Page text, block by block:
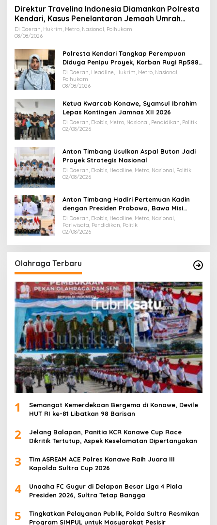
Direktur Travelina Indonesia Diamankan Polresta
Kendari, Kasus Penelantaran Jemaah Umrah
Masuk Babak Baru
Di Daerah, Hukrim, Metro, Nasional, Polhukam
08/08/2026
Polresta Kendari Tangkap Perempuan
Diduga Penipu Proyek, Korban Rugi Rp588,1
Juta
Di Daerah, Headline, Hukrim, Metro, Nasional,
Polhukam
08/08/2026
Ketua Kwarcab Konawe, Syamsul Ibrahim
Lepas Kontingen Jamnas XII 2026
Di Daerah, Ekobis, Metro, Nasional, Pendidikan, Politik
02/08/2026
Anton Timbang Usulkan Aspal Buton Jadi
Proyek Strategis Nasional
Di Daerah, Ekobis, Headline, Metro, Nasional, Politik
02/08/2026
Anton Timbang Hadiri Pertemuan Kadin
dengan Presiden Prabowo, Bawa Misi
Majukan Ekonomi Sultra
Di Daerah, Ekobis, Headline, Metro, Nasional,
Pariwisata, Pendidikan, Politik
02/08/2026
Olahraga Terbaru
1
Semangat Kemerdekaan Bergema di Konawe, Devile
HUT RI ke-81 Libatkan 98 Barisan
2
Jelang Balapan, Panitia KCR Konawe Cup Race
Dikritik Tertutup, Aspek Keselamatan Dipertanyakan
3
Tim ASREAM ACE Polres Konawe Raih Juara III
Kapolda Sultra Cup 2026
4
Unaaha FC Gugur di Delapan Besar Liga 4 Piala
Presiden 2026, Sultra Tetap Bangga
5
Tingkatkan Pelayanan Publik, Polda Sultra Resmikan
Program SIMPUL untuk Masyarakat Pesisir